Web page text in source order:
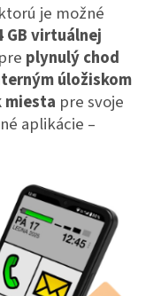
je možné
virtuálnej
pre plynulý chod
úložiskom
pre svoje
aplikácie –